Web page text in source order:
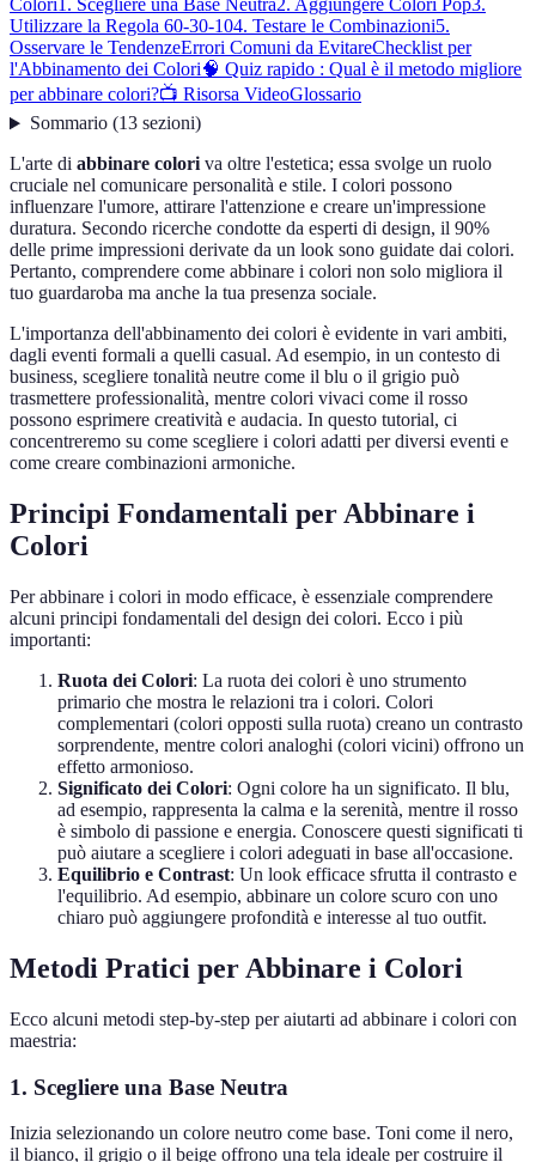
Colori1. Scegliere una Base Neutra2. Aggiungere Colori Pop3.
Utilizzare la Regola 60-30-104. Testare le Combinazioni5.
Osservare le TendenzeErrori Comuni da EvitareChecklist per
l'Abbinamento dei Colori🧠 Quiz rapido : Qual è il metodo migliore
per abbinare colori?📺 Risorsa VideoGlossario
Sommario(13 sezioni)
L'arte di abbinare coloriva oltre l'estetica; essa svolge un ruolo
cruciale nel comunicare personalità e stile. I colori possono
influenzare l'umore, attirare l'attenzione e creare un'impressione
duratura. Secondo ricerche condotte da esperti di design, il 90%
delle prime impressioni derivate da un look sono guidate dai colori.
Pertanto, comprendere come abbinare i colori non solo migliora il
tuo guardaroba ma anche la tua presenza sociale.
L'importanza dell'abbinamento dei colori è evidente in vari ambiti,
dagli eventi formali a quelli casual. Ad esempio, in un contesto di
business, scegliere tonalità neutre come il blu o il grigio può
trasmettere professionalità, mentre colori vivaci come il rosso
possono esprimere creatività e audacia. In questo tutorial, ci
concentreremo su come scegliere i colori adatti per diversi eventi e
come creare combinazioni armoniche.
Principi Fondamentali per Abbinare i
Colori
Per abbinare i colori in modo efficace, è essenziale comprendere
alcuni principi fondamentali del design dei colori. Ecco i più
importanti:
Ruota dei Colori: La ruota dei colori è uno strumento
primario che mostra le relazioni tra i colori. Colori
complementari (colori opposti sulla ruota) creano un contrasto
sorprendente, mentre colori analoghi (colori vicini) offrono un
effetto armonioso.
Significato dei Colori: Ogni colore ha un significato. Il blu,
ad esempio, rappresenta la calma e la serenità, mentre il rosso
è simbolo di passione e energia. Conoscere questi significati ti
può aiutare a scegliere i colori adeguati in base all'occasione.
Equilibrio e Contrast: Un look efficace sfrutta il contrasto e
l'equilibrio. Ad esempio, abbinare un colore scuro con uno
chiaro può aggiungere profondità e interesse al tuo outfit.
Metodi Pratici per Abbinare i Colori
Ecco alcuni metodi step-by-step per aiutarti ad abbinare i colori con
maestria:
1. Scegliere una Base Neutra
Inizia selezionando un colore neutro come base. Toni come il nero,
il bianco, il grigio o il beige offrono una tela ideale per costruire il